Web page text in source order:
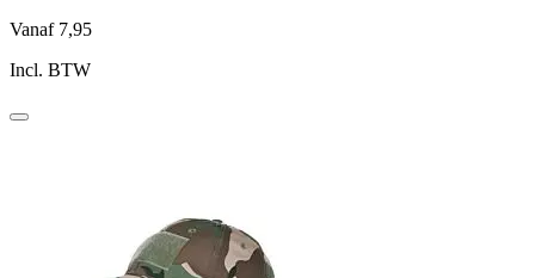
Vanaf 7,95
Incl. BTW